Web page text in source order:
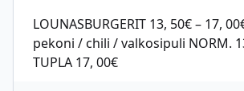
LOUNASBURGERIT 13, 50€ – 17,
pekoni / chili / valkosipuli NORM.
TUPLA 17, 00€